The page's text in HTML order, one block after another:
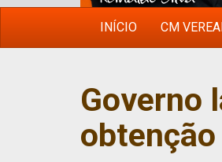
INÍCIO CM
Governo
obtenção